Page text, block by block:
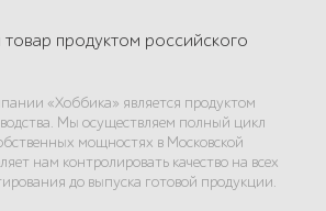
товар продуктом российского
«Хоббика» является продуктом
Мы осуществляем полный цикл
мощностях в Московской
нам контролировать качество на всех
до выпуска готовой продукции.